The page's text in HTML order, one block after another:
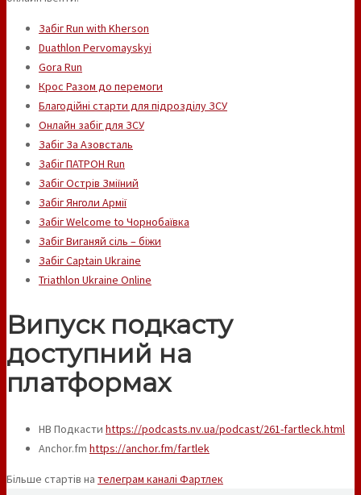
Забіг Run with Kherson
Duathlon Pervomayskyi
Gora Run
Крос Разом до перемоги
Благодійні старти для підрозділу ЗСУ
Онлайн забіг для ЗСУ
Забіг За Азовсталь
Забіг ПАТРОН Run
Забіг Острів Зміїний
Забіг Янголи Армії
Забіг Welcome to Чорнобаївка
Забіг Виганяй сіль – біжи
Забіг Captain Ukraine
Triathlon Ukraine Online
Випуск подкасту
доступний на
платформах
НВ Подкасти https://podcasts.nv.ua/podcast/261-fartleck.html
Anchor.fm https://anchor.fm/fartlek
Більше стартів на телеграм каналі Фартлек